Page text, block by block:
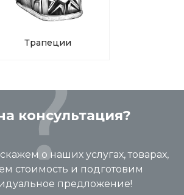
Трапеции
консультация?
о наших услугах, товарах,
стоимость и подготовим
предложение!